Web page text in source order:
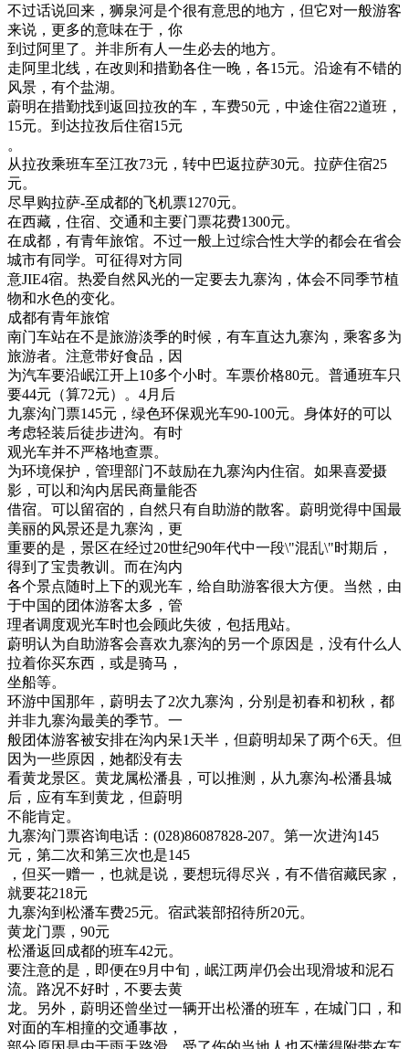
不过话说回来，狮泉河是个很有意思的地方，但它对一般游客
来说，更多的意味在于，你
到过阿里了。并非所有人一生必去的地方。
走阿里北线，在改则和措勤各住一晚，各15元。沿途有不错的
风景，有个盐湖。
蔚明在措勤找到返回拉孜的车，车费50元，中途住宿22道班，
15元。到达拉孜后住宿15元
。
从拉孜乘班车至江孜73元，转中巴返拉萨30元。拉萨住宿25
元。
尽早购拉萨-至成都的飞机票1270元。
在西藏，住宿、交通和主要门票花费1300元。
在成都，有青年旅馆。不过一般上过综合性大学的都会在省会
城市有同学。可征得对方同
意JIE4宿。热爱自然风光的一定要去九寨沟，体会不同季节植
物和水色的变化。
成都有青年旅馆
南门车站在不是旅游淡季的时候，有车直达九寨沟，乘客多为
旅游者。注意带好食品，因
为汽车要沿岷江开上10多个小时。车票价格80元。普通班车只
要44元（算72元）。4月后
九寨沟门票145元，绿色环保观光车90-100元。身体好的可以
考虑轻装后徒步进沟。有时
观光车并不严格地查票。
为环境保护，管理部门不鼓励在九寨沟内住宿。如果喜爱摄
影，可以和沟内居民商量能否
借宿。可以留宿的，自然只有自助游的散客。蔚明觉得中国最
美丽的风景还是九寨沟，更
重要的是，景区在经过20世纪90年代中一段\"混乱\"时期后，
得到了宝贵教训。而在沟内
各个景点随时上下的观光车，给自助游客很大方便。当然，由
于中国的团体游客太多，管
理者调度观光车时也会顾此失彼，包括甩站。
蔚明认为自助游客会喜欢九寨沟的另一个原因是，没有什么人
拉着你买东西，或是骑马，
坐船等。
环游中国那年，蔚明去了2次九寨沟，分别是初春和初秋，都
并非九寨沟最美的季节。一
般团体游客被安排在沟内呆1天半，但蔚明却呆了两个6天。但
因为一些原因，她都没有去
看黄龙景区。黄龙属松潘县，可以推测，从九寨沟-松潘县城
后，应有车到黄龙，但蔚明
不能肯定。
九寨沟门票咨询电话：(028)86087828-207。第一次进沟145
元，第二次和第三次也是145
，但买一赠一，也就是说，要想玩得尽兴，有不借宿藏民家，
就要花218元
九寨沟到松潘车费25元。宿武装部招待所20元。
黄龙门票，90元
松潘返回成都的班车42元。
要注意的是，即便在9月中旬，岷江两岸仍会出现滑坡和泥石
流。路况不好时，不要去黄
龙。另外，蔚明还曾坐过一辆开出松潘的班车，在城门口，和
对面的车相撞的交通事故，